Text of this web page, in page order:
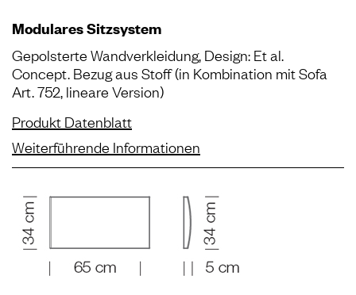
Modulares Sitzsystem
Gepolsterte Wandverkleidung, Design: Et al.
Concept. Bezug aus Stoff (in Kombination mit Sofa
Art. 752, lineare Version)
Produkt Datenblatt
Weiterführende Informationen